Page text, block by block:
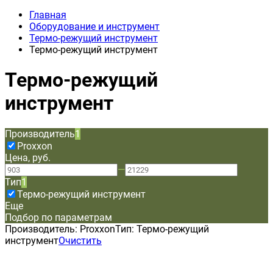
Главная
Оборудование и инструмент
Термо-режущий инструмент
Термо-режущий инструмент
Термо-режущий
инструмент
Производитель1
Proxxon
Цена, руб.
—
Тип1
Термо-режущий инструмент
Еще
Подбор по параметрам
Производитель: ProxxonТип: Термо-режущий
инструментОчистить